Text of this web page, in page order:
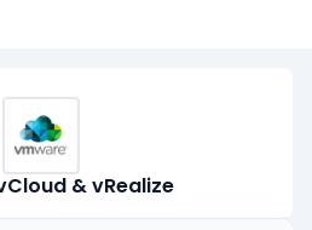
& vRealize